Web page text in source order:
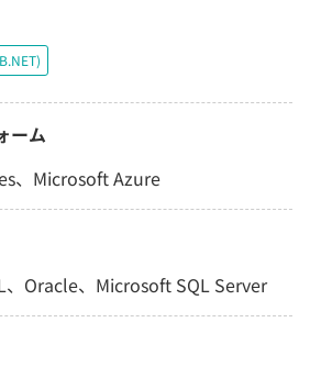
ーム
、Microsoft Azure
、Oracle、Microsoft SQL Server